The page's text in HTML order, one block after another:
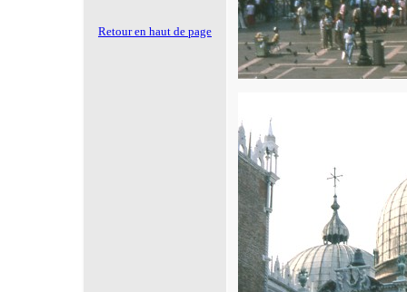
Retour en haut de page